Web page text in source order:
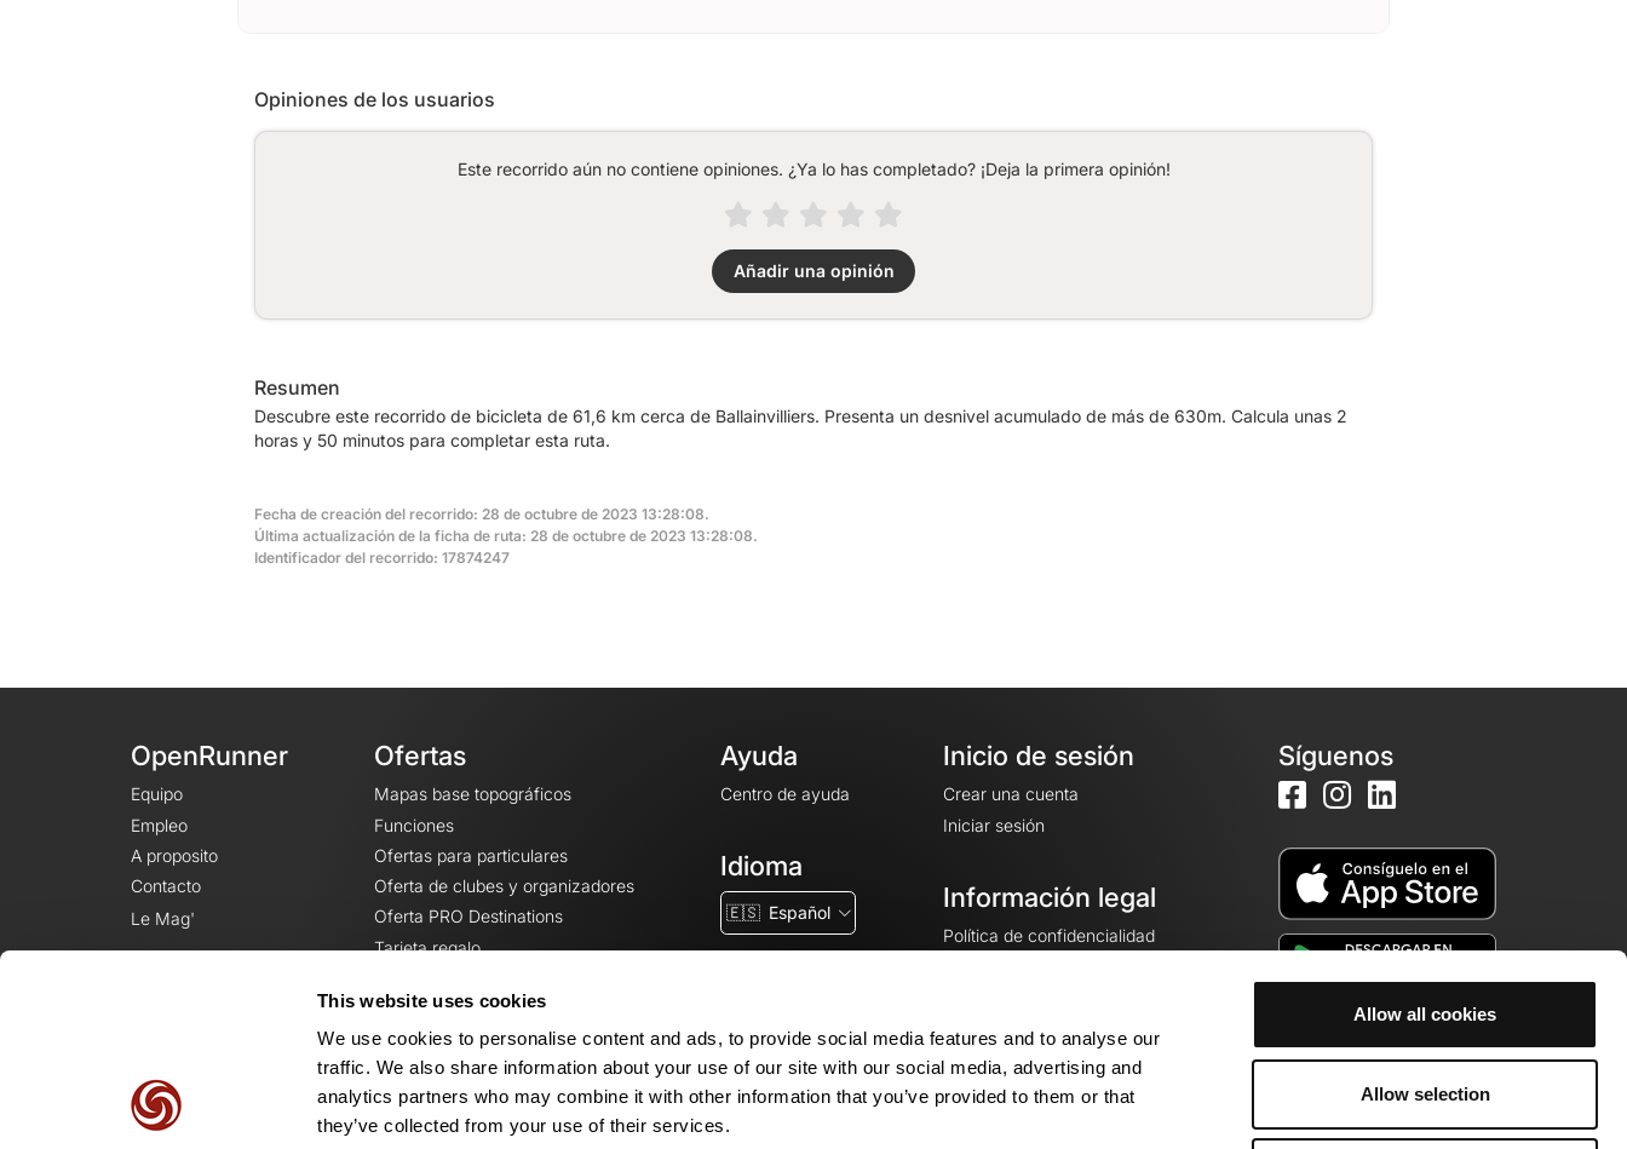
This website uses cookies
We use cookies to personalise content and ads, to provide social media features and to analyse our
traffic. We also share information about your use of our site with our social media, advertising and
analytics partners who may combine it with other information that you’ve provided to them or that
they’ve collected from your use of their services.
Allow all cookies
Allow selection
Opiniones de los usuarios
Este recorrido aún no contiene opiniones. ¿Ya lo has completado? ¡Deja la primera opinión!
Añadir una opinión
Resumen
Descubre este recorrido de bicicleta de 61,6 km cerca de Ballainvilliers. Presenta un desnivel acumulado de más de 630m. Calcula unas 2
horas y 50 minutos para completar esta ruta.
Fecha de creación del recorrido: 28 de octubre de 2023 13:28:08.
Última actualización de la ficha de ruta: 28 de octubre de 2023 13:28:08.
Identificador del recorrido: 17874247
OpenRunner
Equipo
Empleo
A proposito
Contacto
Le Mag'
Ofertas
Mapas base topográficos
Funciones
Ofertas para particulares
Oferta de clubes y organizadores
Oferta PRO Destinations
Tarjeta regalo
Ayuda
Centro de ayuda
Idioma
🇪🇸 Español
Inicio de sesión
Crear una cuenta
Iniciar sesión
Información legal
Política de confidencialidad
Avisos legales
Configuración de cookies
Síguenos